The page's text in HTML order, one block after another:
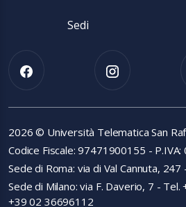
Sedi
2026 © Università Telematica San
Codice Fiscale: 97471900155 -
Sede di Roma: via di Val Cannuta,
Sede di Milano: via F. Daverio, 7 -
+39 02 36696112